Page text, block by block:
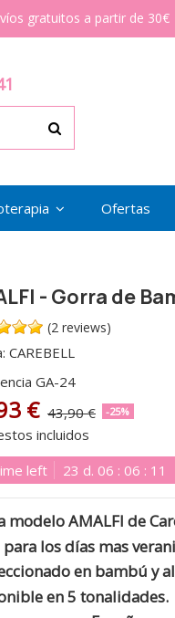
gratuitos a partir de 30€
Ofertas
- Gorra de
(2 reviews)
CAREBELL
GA-24
€ 43,90 € -25%
incluidos
left
23 d. 06 : 06 : 10
modelo AMALFI de
los días mas
en bambú y
en 5 tonalidades.